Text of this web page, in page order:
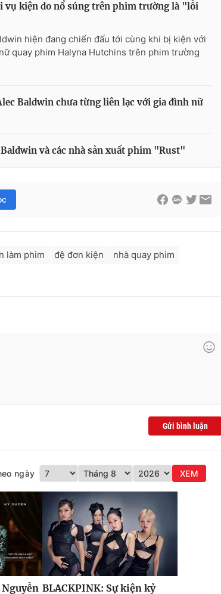
vụ kiện do nổ súng trên phim trường là "lỗi
hiện đang chiến đấu tới cùng khi bị kiện với
quay phim Halyna Hutchins trên phim trường
Baldwin chưa từng liên lạc với gia đình nữ
và các nhà sản xuất phim "Rust"
làm phim đệ đơn kiện
nhà quay phim
Gửi bình luận
ngày XEM
BLACKPINK: Sự kiện kỷ